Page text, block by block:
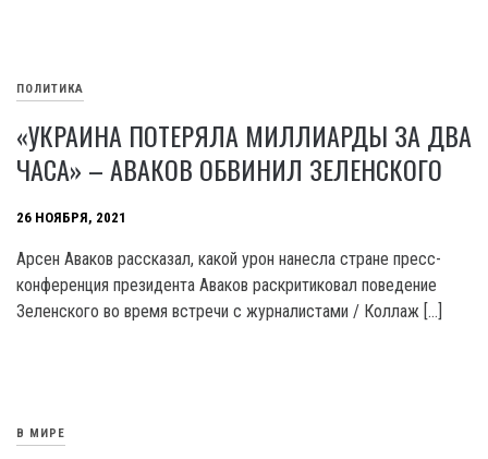
ПОЛИТИКА
«УКРАИНА ПОТЕРЯЛА МИЛЛИАРДЫ ЗА ДВА
ЧАСА» – АВАКОВ ОБВИНИЛ ЗЕЛЕНСКОГО
26 НОЯБРЯ, 2021
Арсен Аваков рассказал, какой урон нанесла стране пресс-
конференция президента Аваков раскритиковал поведение
Зеленского во время встречи с журналистами / Коллаж […]
В МИРЕ